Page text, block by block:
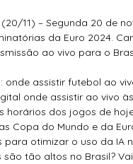
11) – Segunda 20 de
da Euro 2024.
ao vivo para o
onde assistir futebol ao
onde assistir ao vivo
horários dos jogos de
Copa do Mundo e da
para otimizar o uso da IA
tão altos no Brasil?